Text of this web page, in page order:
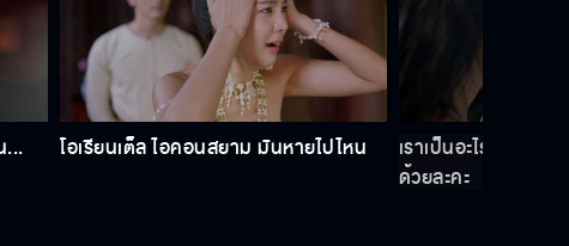
คุณพี่เจ้าขาดิฉันเป็นห่านมิใช่หงส์
EP.22
... โอเรียนเต็ล ไอคอนสยาม มันหายไปไหน
เราเป็นอะไรกัน ทำไ
ด้วยละคะ